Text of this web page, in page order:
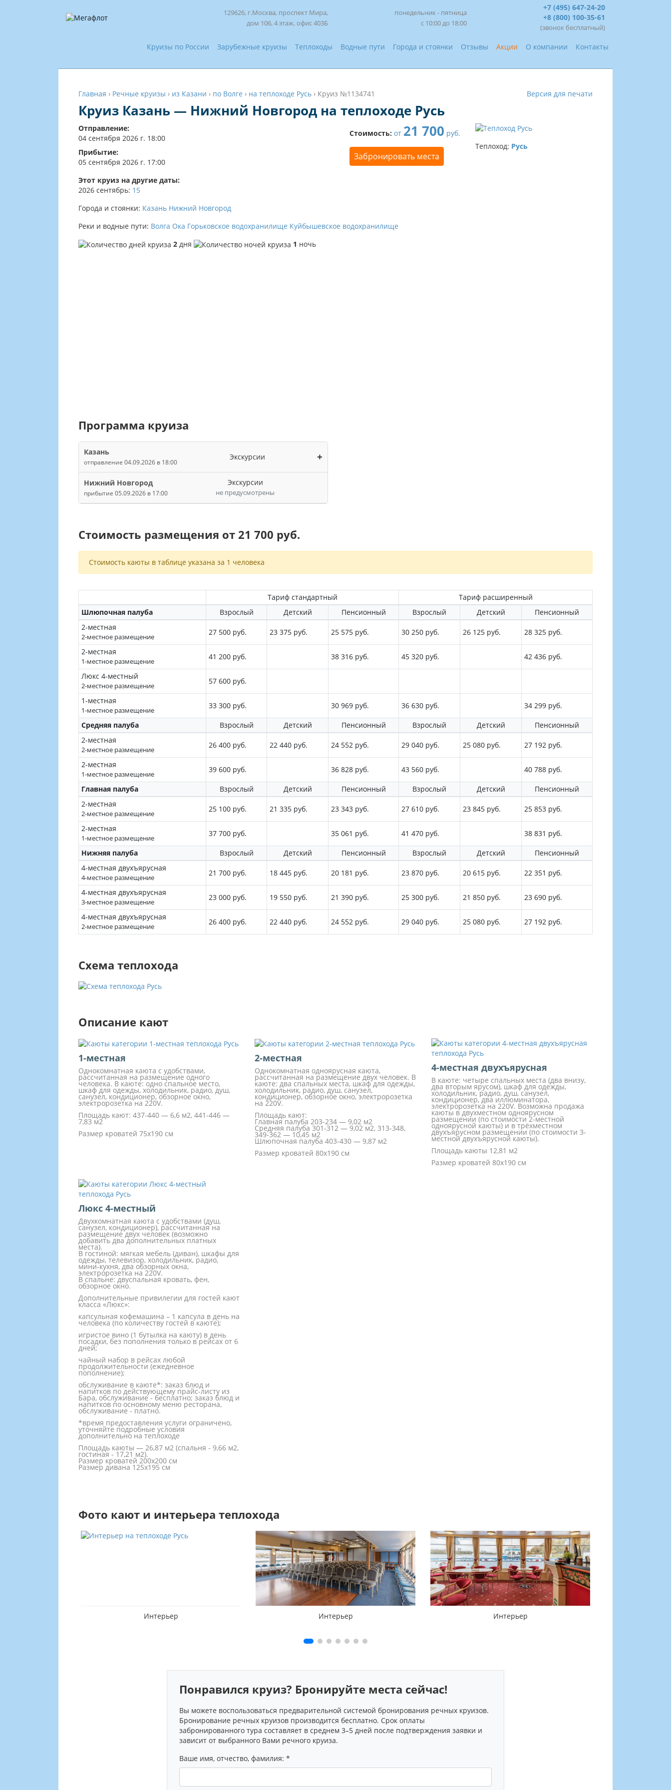
129626, г.Москва, проспект Мира,
дом 106, 4 этаж, офис 403Б
понедельник - пятница
с 10:00 до 18:00
+7 (495) 647-24-20
+8 (800) 100-35-61
(звонок бесплатный)
Круизы по России Зарубежные круизы Теплоходы Водные пути Города и стоянки Отзывы Акции О компании Контакты
Версия для печати
Главная › Речные круизы › из Казани › по Волге › на теплоходе Русь › Круиз №1134741
Круиз Казань — Нижний Новгород на теплоходе Русь
Отправление:
04 сентября 2026 г. 18:00
Прибытие:
05 сентября 2026 г. 17:00
Стоимость: от 21 700 руб.
Забронировать места
Этот круиз на другие даты:
2026 сентябрь: 15
Города и стоянки: Казань Нижний Новгород
Реки и водные пути: Волга Ока Горьковское водохранилище Куйбышевское водохранилище
2 дня 1 ночь
Теплоход: Русь
Программа круиза
Казань
отправление 04.09.2026 в 18:00
Экскурсии +
Нижний Новгород
прибытие 05.09.2026 в 17:00
Экскурсии
не предусмотрены
Стоимость размещения от 21 700 руб.
Стоимость каюты в таблице указана за 1 человека
Тариф стандартный
Тариф расширенный
Шлюпочная палуба
Взрослый Детский Пенсионный Взрослый Детский
Пенсионный
2-местная
2-местное размещение
27 500 руб. 23 375 руб. 25 575 руб. 30 250 руб. 26 125 руб. 28 325 руб.
2-местная
1-местное размещение
41 200 руб. 38 316 руб. 45 320 руб. 42 436 руб.
Люкс 4-местный
2-местное размещение
57 600 руб.
1-местная
1-местное размещение
33 300 руб. 30 969 руб. 36 630 руб. 34 299 руб.
Средняя палуба Взрослый Детский Пенсионный Взрослый Детский
Пенсионный
2-местная
2-местное размещение
26 400 руб. 22 440 руб. 24 552 руб. 29 040 руб. 25 080 руб. 27 192 руб.
2-местная
1-местное размещение
39 600 руб. 36 828 руб. 43 560 руб. 40 788 руб.
Главная палуба Взрослый Детский Пенсионный Взрослый Детский
Пенсионный
2-местная
2-местное размещение
25 100 руб. 21 335 руб. 23 343 руб. 27 610 руб. 23 845 руб. 25 853 руб.
2-местная
1-местное размещение
37 700 руб. 35 061 руб. 41 470 руб. 38 831 руб.
Нижняя палуба Взрослый Детский Пенсионный Взрослый Детский
Пенсионный
4-местная двухъярусная
4-местное размещение
21 700 руб. 18 445 руб. 20 181 руб. 23 870 руб. 20 615 руб. 22 351 руб.
4-местная двухъярусная
3-местное размещение
23 000 руб. 19 550 руб. 21 390 руб. 25 300 руб. 21 850 руб. 23 690 руб.
4-местная двухъярусная
2-местное размещение
26 400 руб. 22 440 руб. 24 552 руб. 29 040 руб. 25 080 руб. 27 192 руб.
Схема теплохода
Описание кают
1-местная
Однокомнатная каюта с удобствами,
рассчитанная на размещение одного
человека. В каюте: одно спальное место,
шкаф для одежды, холодильник, радио, душ,
санузел, кондиционер, обзорное окно,
электророзетка на 220V.
Площадь кают: 437-440 — 6,6 м2, 441-446 —
7,83 м2
Размер кроватей 75х190 см
2-местная
Однокомнатная одноярусная каюта,
рассчитанная на размещение двух человек. В
каюте: два спальных места, шкаф для одежды,
холодильник, радио, душ, санузел,
кондиционер, обзорное окно, электророзетка
на 220V.
Площадь кают:
Главная палуба 203-234 — 9,02 м2
Средняя палуба 301-312 — 9,02 м2, 313-348,
349-362 — 10,45 м2
Шлюпочная палуба 403-430 — 9,87 м2
Размер кроватей 80х190 см
4-местная двухъярусная
В каюте: четыре спальных места (два внизу,
два вторым ярусом), шкаф для одежды,
холодильник, радио, душ, санузел,
кондиционер, два иллюминатора,
электророзетка на 220V. Возможна продажа
каюты в двухместном одноярусном
размещении (по стоимости 2-местной
одноярусной каюты) и в трёхместном
двухъярусном размещении (по стоимости 3-
местной двухъярусной каюты).
Площадь каюты 12,81 м2
Размер кроватей 80х190 см
Люкс 4-местный
Двухкомнатная каюта с удобствами (душ,
санузел, кондиционер), рассчитанная на
размещение двух человек (возможно
добавить два дополнительных платных
места).
В гостиной: мягкая мебель (диван), шкафы для
одежды, телевизор, холодильник, радио,
мини-кухня, два обзорных окна,
электророзетка на 220V.
В спальне: двуспальная кровать, фен,
обзорное окно.
Дополнительные привилегии для гостей кают
класса «Люкс»:
капсульная кофемашина – 1 капсула в день на
человека (по количеству гостей в каюте);
игристое вино (1 бутылка на каюту) в день
посадки, без пополнения только в рейсах от 6
дней;
чайный набор в рейсах любой
продолжительности (ежедневное
пополнение);
обслуживание в каюте*: заказ блюд и
напитков по действующему прайс-листу из
Бара, обслуживание - бесплатно; заказ блюд и
напитков по основному меню ресторана,
обслуживание - платно.
*время предоставления услуги ограничено,
уточняйте подробные условия
дополнительно на теплоходе
Площадь каюты — 26,87 м2 (спальня - 9,66 м2,
гостиная - 17,21 м2).
Размер кроватей 200х200 см
Размер дивана 125х195 см
Фото кают и интерьера теплохода
Интерьер Интерьер Интерьер
Понравился круиз? Бронируйте места сейчас!
Вы можете воспользоваться предварительной системой бронирования речных круизов.
Бронирование речных круизов производится бесплатно. Срок оплаты
забронированного тура составляет в среднем 3–5 дней после подтверждения заявки и
зависит от выбранного Вами речного круиза.
Ваше имя, отчество, фамилия: *